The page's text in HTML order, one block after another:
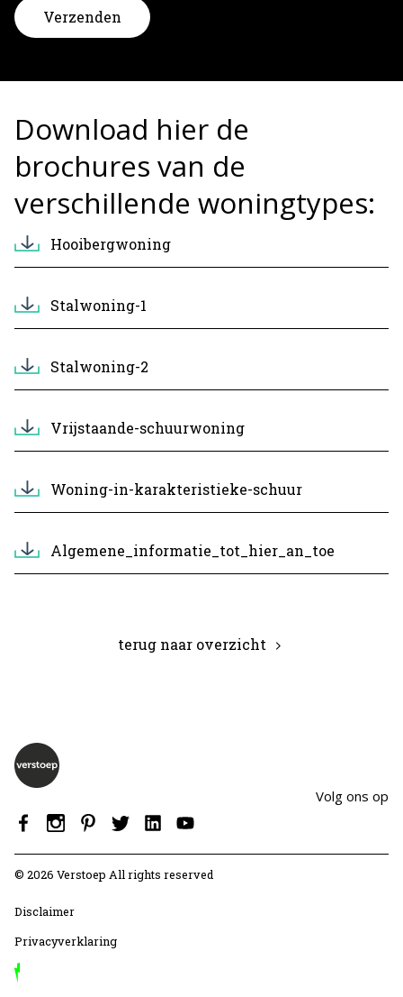
Verzenden
Download hier de
brochures van de
verschillende woningtypes:
Hooibergwoning
Stalwoning-1
Stalwoning-2
Vrijstaande-schuurwoning
Woning-in-karakteristieke-schuur
Algemene_informatie_tot_hier_an_toe
terug naar overzicht
Volg ons op
© 2026 Verstoep All rights reserved
Disclaimer
Privacyverklaring